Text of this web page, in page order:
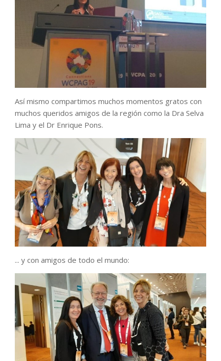
Así mismo compartimos muchos momentos gratos con
muchos queridos amigos de la región como la Dra Selva
Lima y el Dr Enrique Pons.
... y con amigos de todo el mundo: